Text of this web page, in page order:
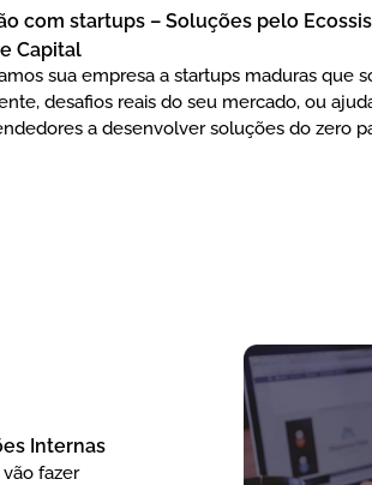
com startups – Soluções pelo
Capital
sua empresa a startups maduras que
desafios reais do seu mercado, ou
a desenvolver soluções do zero
Internas
fazer